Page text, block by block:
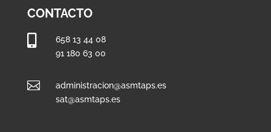
CONTACTO

658 13 44 08
91 180 63 00

administracion@asmtaps.es
sat@asmtaps.es